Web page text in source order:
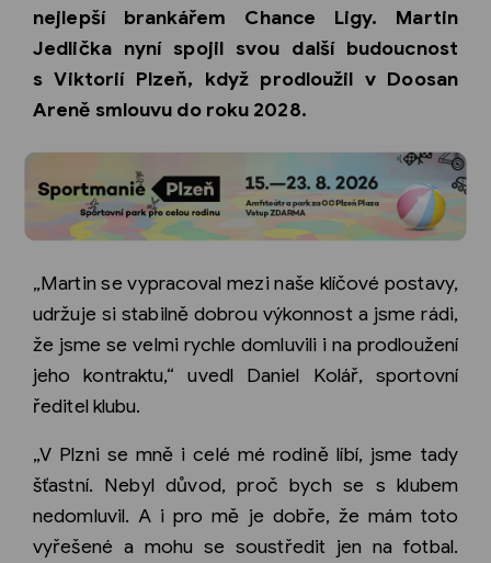
nejlepší brankářem Chance Ligy. Martin
Jedlička nyní spojil svou další budoucnost
s Viktorií Plzeň, když prodloužil v Doosan
Areně smlouvu do roku 2028.
„Martin se vypracoval mezi naše klíčové postavy,
udržuje si stabilně dobrou výkonnost a jsme rádi,
že jsme se velmi rychle domluvili i na prodloužení
jeho kontraktu,“ uvedl Daniel Kolář, sportovní
ředitel klubu.
„V Plzni se mně i celé mé rodině líbí, jsme tady
šťastní. Nebyl důvod, proč bych se s klubem
nedomluvil. A i pro mě je dobře, že mám toto
vyřešené a mohu se soustředit jen na fotbal.